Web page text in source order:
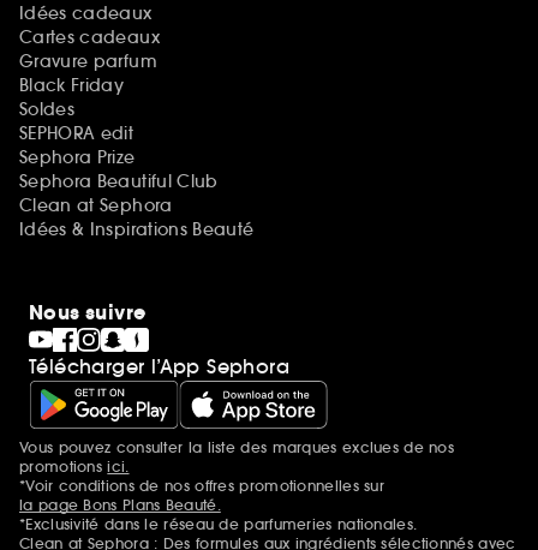
Idées cadeaux
Cartes cadeaux
Gravure parfum
Black Friday
Soldes
SEPHORA edit
Sephora Prize
Sephora Beautiful Club
Clean at Sephora
Idées & Inspirations Beauté
Nous suivre
Télécharger l’App Sephora
Mentions additionnelles
Vous pouvez consulter la liste des marques exclues de nos
promotionsici.
*Voir conditions de nos offres promotionnelles sur
la page Bons Plans Beauté.
*Exclusivité dans le réseau de parfumeries nationales.
Clean at Sephora : Des formules aux ingrédients sélectionnés avec